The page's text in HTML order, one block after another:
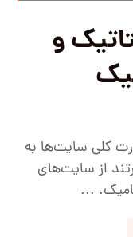
و
کلی سایت‌ها به
از سایت‌های
...